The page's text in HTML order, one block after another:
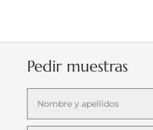
Pedir muestras